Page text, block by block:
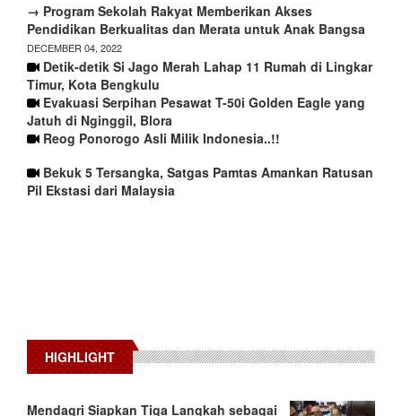
→ Program Sekolah Rakyat Memberikan Akses
Pendidikan Berkualitas dan Merata untuk Anak Bangsa
DECEMBER 04, 2022
Detik-detik Si Jago Merah Lahap 11 Rumah di Lingkar
Timur, Kota Bengkulu
Evakuasi Serpihan Pesawat T-50i Golden Eagle yang
Jatuh di Nginggil, Blora
Reog Ponorogo Asli Milik Indonesia..!!
Bekuk 5 Tersangka, Satgas Pamtas Amankan Ratusan
Pil Ekstasi dari Malaysia
HIGHLIGHT
Mendagri Siapkan Tiga Langkah sebagai